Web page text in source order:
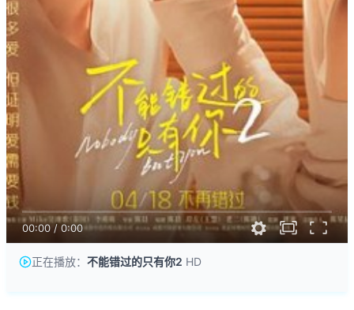
00:00/ 0:00
正在播放： 不能错过的只有你2 HD